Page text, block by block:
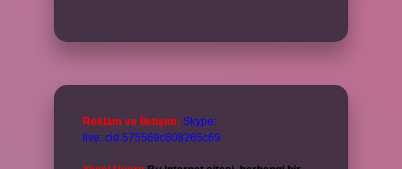
Reklam ve İletişim: Skype:
live:.cid.575569c608265c69